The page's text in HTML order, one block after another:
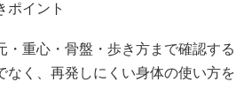
ポイント
・重心・骨盤・歩き方まで確認する
なく、再発しにくい身体の使い方を